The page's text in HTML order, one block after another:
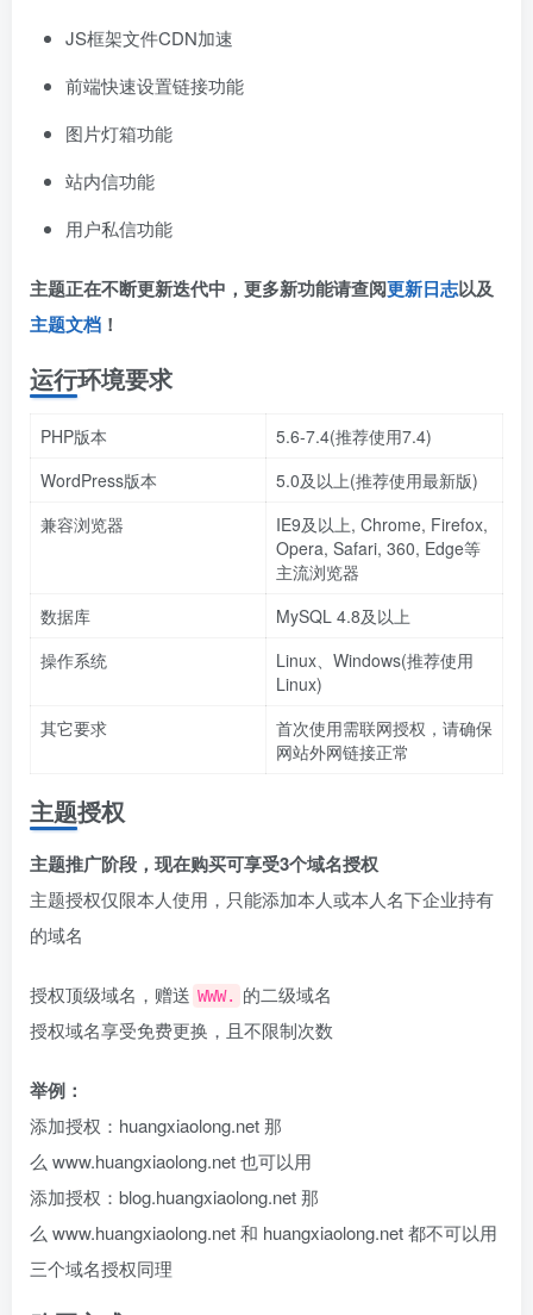
JS框架文件CDN加速
前端快速设置链接功能
图片灯箱功能
站内信功能
用户私信功能
主题正在不断更新迭代中，更多新功能请查阅更新日志以及
主题文档 ！
运行环境要求
PHP版本
5.6-7.4(推荐使用7.4)
WordPress版本
5.0及以上(推荐使用最新版)
兼容浏览器
IE9及以上, Chrome, Firefox,
Opera, Safari, 360, Edge等
主流浏览器
数据库
MySQL 4.8及以上
操作系统
Linux、Windows(推荐使用
Linux)
其它要求
首次使用需联网授权，请确保
网站外网链接正常
主题授权
主题推广阶段，现在购买可享受3个域名授权
主题授权仅限本人使用，只能添加本人或本人名下企业持有
的域名
授权顶级域名，赠送 WWW.
的二级域名
授权域名享受免费更换，且不限制次数
举例：
添加授权：huangxiaolong.net 那
么 www.huangxiaolong.net 也可以用
添加授权：blog.huangxiaolong.net 那
么 www.huangxiaolong.net 和 huangxiaolong.net 都不可以用
三个域名授权同理